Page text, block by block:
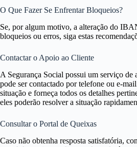
O Que Fazer Se Enfrentar Bloqueios?
Se, por algum motivo, a alteração do
bloqueios ou erros, siga estas
Contactar o Apoio ao Cliente
A Segurança Social possui um serviço de
pode ser contactado por telefone ou e-
situação e forneça todos os detalhes
eles poderão resolver a situação
Consultar o Portal de Queixas
Caso não obtenha resposta satisfatória,